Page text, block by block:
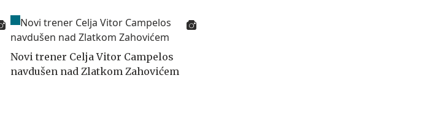
Novi trener Celja Vitor Campelos
navdušen nad Zlatkom Zahovićem